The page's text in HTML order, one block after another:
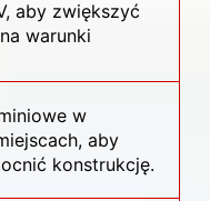
aby zwiększyć
warunki
w
aby
konstrukcję.